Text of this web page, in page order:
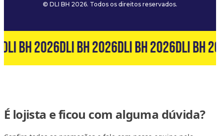
© DLI BH 2026. Todos os direitos reservados.
DLI BH 2026DLI BH 2026DLI BH 2026DLI BH
É lojista e ficou com alguma dúvida?